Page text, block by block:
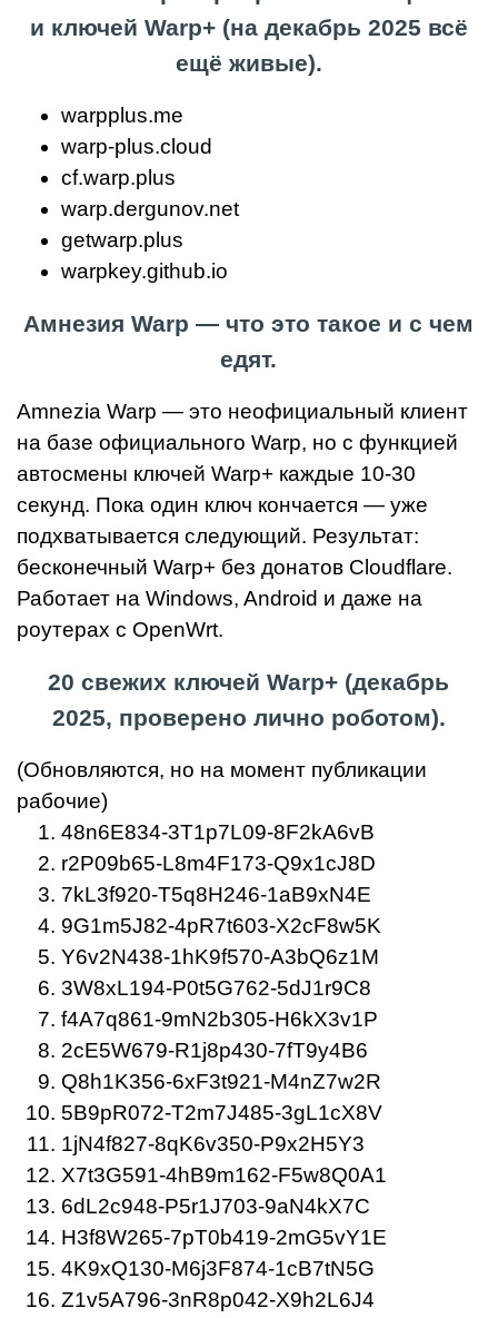
и ключей Warp+ (на декабрь 2025 всё
ещё живые).
warpplus.me
warp-plus.cloud
cf.warp.plus
warp.dergunov.net
getwarp.plus
warpkey.github.io
Амнезия Warp — что это такое и с чем
едят.
Amnezia Warp — это неофициальный клиент
на базе официального Warp, но с функцией
автосмены ключей Warp+ каждые 10-30
секунд. Пока один ключ кончается — уже
подхватывается следующий. Результат:
бесконечный Warp+ без донатов Cloudflare.
Работает на Windows, Android и даже на
роутерах с OpenWrt.
20 свежих ключей Warp+ (декабрь
2025, проверено лично роботом).
(Обновляются, но на момент публикации
рабочие)
48n6E834-3T1p7L09-8F2kA6vB
r2P09b65-L8m4F173-Q9x1cJ8D
7kL3f920-T5q8H246-1aB9xN4E
9G1m5J82-4pR7t603-X2cF8w5K
Y6v2N438-1hK9f570-A3bQ6z1M
3W8xL194-P0t5G762-5dJ1r9C8
f4A7q861-9mN2b305-H6kX3v1P
2cE5W679-R1j8p430-7fT9y4B6
Q8h1K356-6xF3t921-M4nZ7w2R
5B9pR072-T2m7J485-3gL1cX8V
1jN4f827-8qK6v350-P9x2H5Y3
X7t3G591-4hB9m162-F5w8Q0A1
6dL2c948-P5r1J703-9aN4kX7C
H3f8W265-7pT0b419-2mG5vY1E
4K9xQ130-M6j3F874-1cB7tN5G
Z1v5A796-3nR8p042-X9h2L6J4